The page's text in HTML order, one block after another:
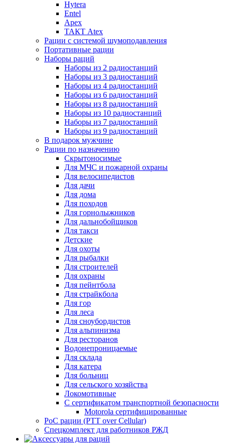
Hytera
Entel
Apex
ТАКТ Atex
Рации с системой шумоподавления
Портативные рации
Наборы раций
Наборы из 2 радиостанций
Наборы из 3 радиостанций
Наборы из 4 радиостанций
Наборы из 6 радиостанций
Наборы из 8 радиостанций
Наборы из 10 радиостанций
Наборы из 7 радиостанций
Наборы из 9 радиостанций
В подарок мужчине
Рации по назначению
Скрытоносимые
Для МЧС и пожарной охраны
Для велосипедистов
Для дачи
Для дома
Для походов
Для горнолыжников
Для дальнобойщиков
Для такси
Детские
Для охоты
Для рыбалки
Для строителей
Для охраны
Для пейнтбола
Для страйкбола
Для гор
Для леса
Для сноубордистов
Для альпинизма
Для ресторанов
Водонепроницаемые
Для склада
Для катера
Для больниц
Для сельского хозяйства
Локомотивные
С сертификатом транспортной безопасности
Motorola сертифицированные
PoC рации (PTT over Cellular)
Спецкомплект для работников РЖД